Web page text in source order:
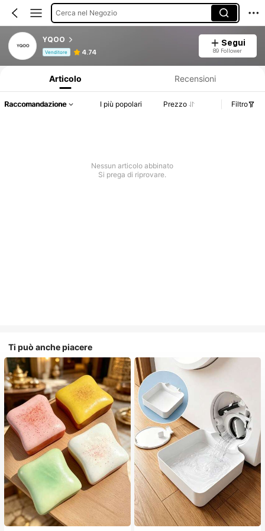
Cerca nel Negozio
YQOO
Venditore 4.74
Segui
89 Follower
Articolo Recensioni
Raccomandazione I più popolari Prezzo Filtro
Nessun articolo abbinato
Si prega di riprovare.
Ti può anche piacere